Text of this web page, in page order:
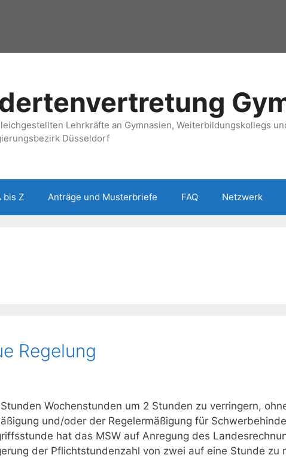
Lehrkräfte an Gymnasien, Weiterbildungskollegs
Düsseldorf
bis Z Anträge und Musterbriefe FAQ Netzwerk
Regelung
Wochenstunden um 2 Stunden zu verringern,
und/oder der Regelermäßigung für
hat das MSW auf Anregung des
der Pflichtstundenzahl von zwei auf eine Stunde zu